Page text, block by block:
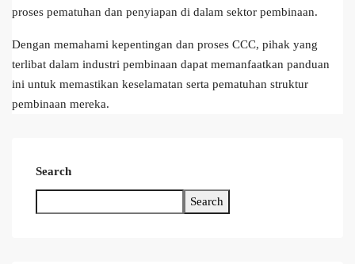
proses pematuhan dan penyiapan di dalam sektor pembinaan.
Dengan memahami kepentingan dan proses CCC, pihak yang
terlibat dalam industri pembinaan dapat memanfaatkan panduan
ini untuk memastikan keselamatan serta pematuhan struktur
pembinaan mereka.
Search
Search